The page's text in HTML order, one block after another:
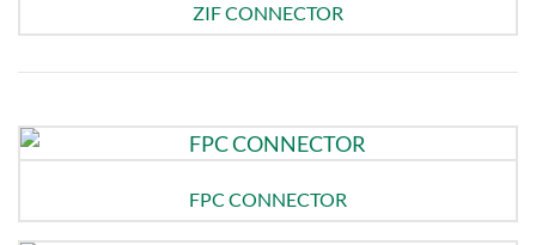
ZIF CONNECTOR
FPC CONNECTOR